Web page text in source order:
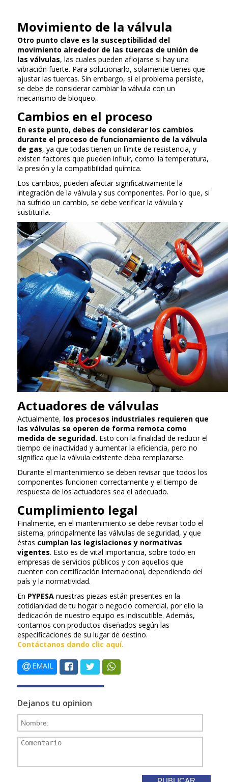
Movimiento de la válvula
Otro punto clave es la susceptibilidad del
movimiento alrededor de las tuercas de unión de
las válvulas, las cuales pueden aflojarse si hay una
vibración fuerte. Para solucionarlo, solamente tienes que
ajustar las tuercas. Sin embargo, si el problema persiste,
se debe de considerar cambiar la válvula con un
mecanismo de bloqueo.
Cambios en el proceso
En este punto, debes de considerar los cambios
durante el proceso de funcionamiento de la válvula
de gas, ya que todas tienen un límite de resistencia, y
existen factores que pueden influir, como: la temperatura,
la presión y la compatibilidad química.
Los cambios, pueden afectar significativamente la
integración de la válvula y sus componentes. Por lo que, si
ha sufrido un cambio, se debe verificar la válvula y
sustituirla.
Actuadores de válvulas
Actualmente, los procesos industriales requieren que
las válvulas se operen de forma remota como
medida de seguridad. Esto con la finalidad de reducir el
tiempo de inactividad y aumentar la eficiencia, pero no
significa que la válvula existente deba remplazarse.
Durante el mantenimiento se deben revisar que todos los
componentes funcionen correctamente y el tiempo de
respuesta de los actuadores sea el adecuado.
Cumplimiento legal
Finalmente, en el mantenimiento se debe revisar todo el
sistema, principalmente las válvulas de seguridad, y que
éstas cumplan las legislaciones y normativas
vigentes. Esto es de vital importancia, sobre todo en
empresas de servicios públicos y con aquellos que
cuenten con certificación internacional, dependiendo del
país y la normatividad.
En PYPESA nuestras piezas están presentes en la
cotidianidad de tu hogar o negocio comercial, por ello la
dedicación de nuestro equipo es indiscutible. Además,
contamos con productos diseñados según las
especificaciones de su lugar de destino.
Contáctanos dando clic aquí.
EMAIL
Dejanos tu opinion